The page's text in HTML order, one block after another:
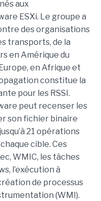
aux
ESXi. Le groupe a
des organisations
transports, de la
en Amérique du
en Afrique et
constitue la
pour les RSSI.
peut recenser les
son fichier binaire
21 opérations
cible. Ces
WMIC, les tâches
l’exécution à
de processus
(WMI).